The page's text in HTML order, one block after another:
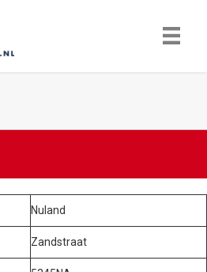
Nuland
Zandstraat